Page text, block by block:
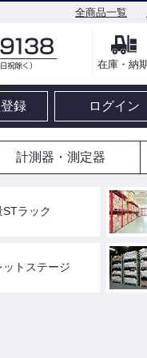
全商品一覧
在庫・納
録 ログイン
計測器・測定器
STラック
ットステージ